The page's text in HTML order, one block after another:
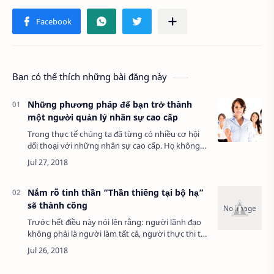
Bạn có thể thích những bài đăng này
Những phương pháp để bạn trở thành
một người quản lý nhân sự cao cấp
Trong thực tế chúng ta đã từng có nhiều cơ hội
đối thoại với những nhân sự cao cấp. Họ không
chỉ có kiến thức chuyên môn giỏi mà còn có kiến
thức uyên thâm về văn hoá – xã hội – ch…
Nắm rõ tinh thần “Thần thiêng tại bộ hạ”
sẽ thành công
Trước hết điều này nói lên rằng: người lãnh đạo
không phải là người làm tất cả, người thực thi tất
cả. Người lãnh đạo sẽ là người tổ chức công việc
và Lãnh đạo thực hiện các công v…